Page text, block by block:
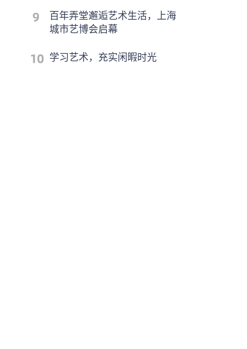
百年弄堂邂逅艺术生活，上海
城市艺博会启幕
学习艺术，充实闲暇时光